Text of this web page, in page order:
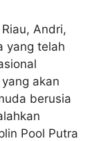
Andri,
yang telah
akan
berusia
Pool Putra